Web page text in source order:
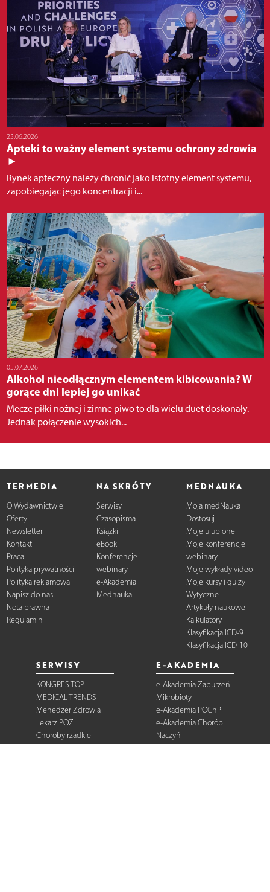
23.06.2026
Apteki to ważny element systemu ochrony zdrowia
►
Rynek apteczny należy chronić jako istotny element systemu,
zapobiegając jego koncentracji i...
05.07.2026
Alkohol nieodłącznym elementem kibicowania? W
gorące dni lepiej go unikać
Mecze piłki nożnej i zimne piwo to dla wielu duet doskonały.
Jednak połączenie wysokich...
TERMEDIA
O Wydawnictwie
Oferty
Newsletter
Kontakt
Praca
Polityka prywatności
Polityka reklamowa
Napisz do nas
Nota prawna
Regulamin
NA SKRÓTY
Serwisy
Czasopisma
Książki
eBooki
Konferencje i
webinary
e-Akademia
Mednauka
MEDNAUKA
Moja medNauka
Dostosuj
Moje ulubione
Moje konferencje i
webinary
Moje wykłady video
Moje kursy i quizy
Wytyczne
Artykuły naukowe
Kalkulatory
Klasyfikacja ICD-9
Klasyfikacja ICD-10
SERWISY
KONGRES TOP
MEDICAL TRENDS
Menedżer Zdrowia
Lekarz POZ
Choroby rzadkie
E-AKADEMIA
e-Akademia Zaburzeń
Mikrobioty
e-Akademia POChP
e-Akademia Chorób
Naczyń